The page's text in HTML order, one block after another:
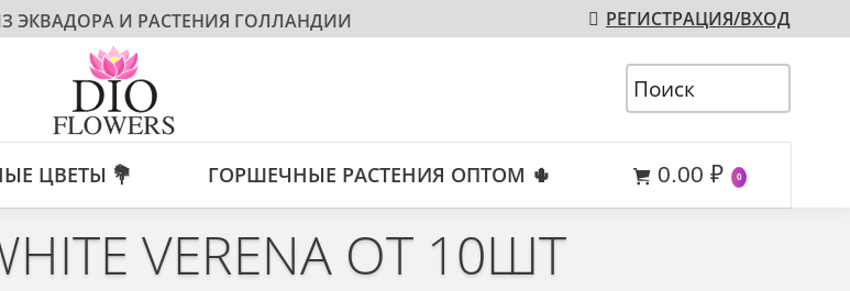
ЭКВАДОРА И РАСТЕНИЯ ГОЛЛАНДИИ РЕГИСТРАЦИЯ/ВХОД
ЦВЕТЫ 💐 ГОРШЕЧНЫЕ РАСТЕНИЯ ОПТОМ 🌵 0.00 ₽ 0
VERENA ОТ 10ШТ